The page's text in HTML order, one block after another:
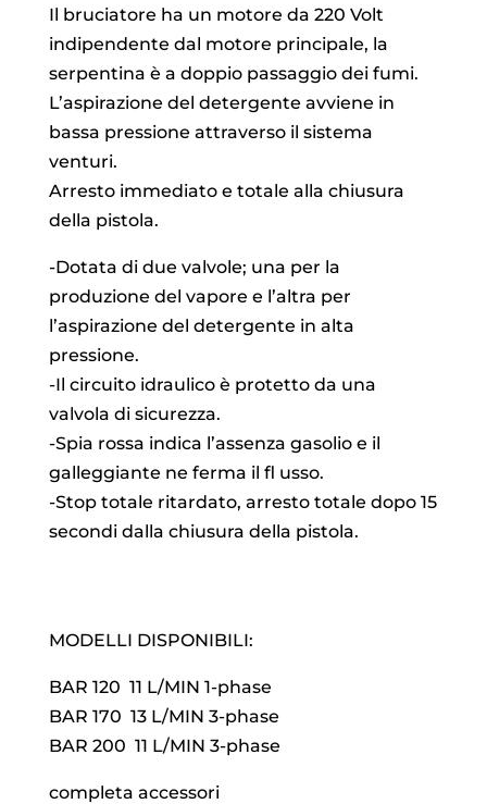
Il bruciatore ha un motore da 220 Volt
indipendente dal motore principale, la
serpentina è a doppio passaggio dei fumi.
L’aspirazione del detergente avviene in
bassa pressione attraverso il sistema
venturi.
Arresto immediato e totale alla chiusura
della pistola.
-Dotata di due valvole; una per la
produzione del vapore e l’altra per
l’aspirazione del detergente in alta
pressione.
-Il circuito idraulico è protetto da una
valvola di sicurezza.
-Spia rossa indica l’assenza gasolio e il
galleggiante ne ferma il fl usso.
-Stop totale ritardato, arresto totale dopo 15
secondi dalla chiusura della pistola.
MODELLI DISPONIBILI:
BAR 120 11 L/MIN 1-phase
BAR 170 13 L/MIN 3-phase
BAR 200 11 L/MIN 3-phase
completa accessori